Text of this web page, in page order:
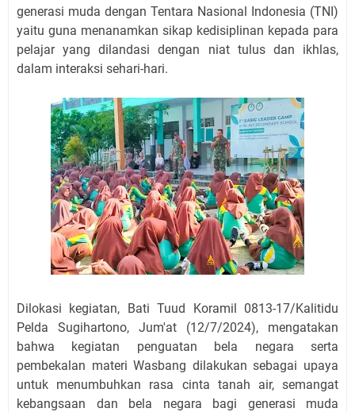
generasi muda dengan Tentara Nasional Indonesia (TNI)
yaitu guna menanamkan sikap kedisiplinan kepada para
pelajar yang dilandasi dengan niat tulus dan ikhlas,
dalam interaksi sehari-hari.
Dilokasi kegiatan, Bati Tuud Koramil 0813-17/Kalitidu
Pelda Sugihartono, Jum'at (12/7/2024), mengatakan
bahwa kegiatan penguatan bela negara serta
pembekalan materi Wasbang dilakukan sebagai upaya
untuk menumbuhkan rasa cinta tanah air, semangat
kebangsaan dan bela negara bagi generasi muda